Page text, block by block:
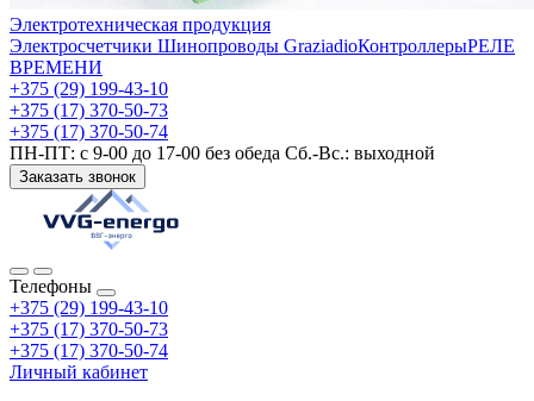
Электротехническая продукция
Электросчетчики Шинопроводы GraziadioКонтроллерыРЕЛЕ
ВРЕМЕНИ
+375 (29) 199-43-10
+375 (17) 370-50-73
+375 (17) 370-50-74
ПН-ПТ: с 9-00 до 17-00 без обеда Сб.-Вс.: выходной
Заказать звонок
Телефоны
+375 (29) 199-43-10
+375 (17) 370-50-73
+375 (17) 370-50-74
Личный кабинет